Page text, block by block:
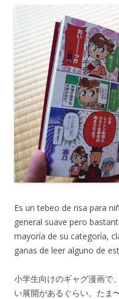
Es un tebeo de risa para
general suave pero
mayoría de su categoría,
ganas de leer alguno de
小学生向けのギャグ漫画で
い展開があるぐらい。たま